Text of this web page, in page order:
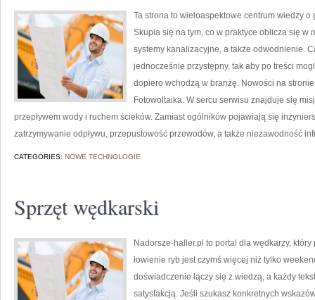
Ta strona to wieloaspektowe centrum wiedzy
Skupia się na tym, co w praktyce oblicza się w
systemy kanalizacyjne, a także odwodnienie.
jednocześnie przystępny, tak aby po treści
dopiero wchodzą w branżę. Nowości na
Fotowoltaika. W sercu serwisu znajduje się
przepływem wody i ruchem ścieków. Zamiast ogólników pojawiają się
zatrzymywanie odpływu, przepustowość przewodów, a także niezawodność
CATEGORIES: NOWE TECHNOLOGIE
Sprzęt wędkarski
Nadorsze-haller.pl to portal dla wędkarzy,
łowienie ryb jest czymś więcej niż tylko
doświadczenie łączy się z wiedzą, a każdy
satysfakcją. Jeśli szukasz konkretnych